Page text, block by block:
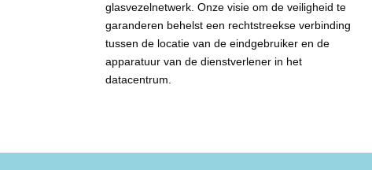
glasvezelnetwerk. Onze visie om de veiligheid te
garanderen behelst een rechtstreekse verbinding
tussen de locatie van de eindgebruiker en de
apparatuur van de dienstverlener in het
datacentrum.